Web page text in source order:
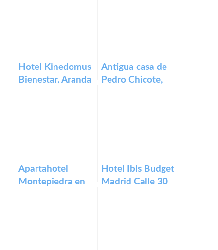
Hotel Kinedomus
Bienestar, Aranda
Antigua casa de
Pedro Chicote,
Apartahotel
Montepiedra en
Hotel Ibis Budget
Madrid Calle 30